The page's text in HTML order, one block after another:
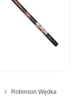
/
Robinson Wędka